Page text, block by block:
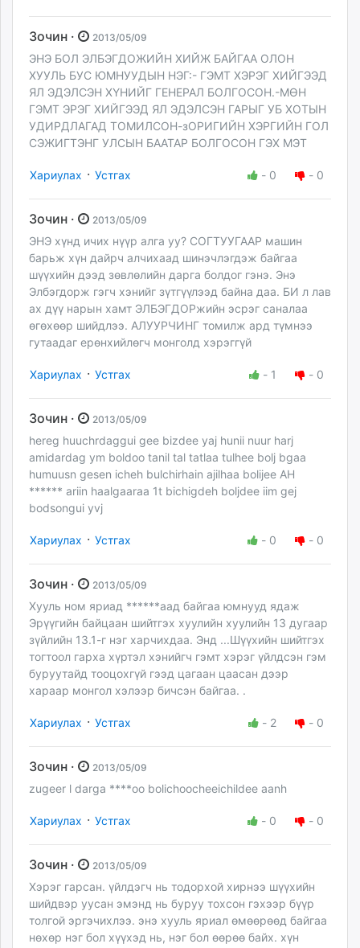
Зочин · 2013/05/09
ЭНЭ БОЛ ЭЛБЭГДОЖИЙН ХИЙЖ БАЙГАА ОЛОН
ХУУЛЬ БУС ЮМНУУДЫН НЭГ:- ГЭМТ ХЭРЭГ ХИЙГЭЭД
ЯЛ ЭДЭЛСЭН ХҮНИЙГ ГЕНЕРАЛ БОЛГОСОН.-МӨН
ГЭМТ ЭРЭГ ХИЙГЭЭД ЯЛ ЭДЭЛСЭН ГАРЫГ УБ ХОТЫН
УДИРДЛАГАД ТОМИЛСОН-зОРИГИЙН ХЭРГИЙН ГОЛ
СЭЖИГТЭНГ УЛСЫН БААТАР БОЛГОСОН ГЭХ МЭТ
Хариулах · Устгах - 0 - 0
Зочин · 2013/05/09
ЭНЭ хүнд ичих нүүр алга уу? СОГТУУГААР машин
барьж хүн дайрч алчихаад шинэчлэгдэж байгаа
шүүхийн дээд зөвлөлийн дарга болдог гэнэ. Энэ
Элбэгдорж гэгч хэнийг зүтгүүлээд байна даа. БИ л лав
ах дүү нарын хамт ЭЛБЭГДОРжийн эсрэг саналаа
өгөхөөр шийдлээ. АЛУУРЧИНГ томилж ард түмнээ
гутаадаг ерөнхийлөгч монголд хэрэггүй
Хариулах · Устгах - 1 - 0
Зочин · 2013/05/09
hereg huuchrdaggui gee bizdee yaj hunii nuur harj
amidardag ym boldoo tanil tal tatlaa tulhee bolj bgaa
humuusn gesen icheh bulchirhain ajilhaa bolijee AH
****** ariin haalgaaraa 1t bichigdeh boljdee iim gej
bodsongui yvj
Хариулах · Устгах - 0 - 0
Зочин · 2013/05/09
Хууль ном яриад ******аад байгаа юмнууд ядаж
Эрүүгийн байцаан шийтгэх хуулийн хуулийн 13 дугаар
зүйлийн 13.1-г нэг харчихдаа. Энд ...Шүүхийн шийтгэх
тогтоол гарха хүртэл хэнийгч гэмт хэрэг үйлдсэн гэм
буруутайд тооцохгүй гээд цагаан цаасан дээр
хараар монгол хэлээр бичсэн байгаа. .
Хариулах · Устгах - 2 - 0
Зочин · 2013/05/09
zugeer l darga ****oo bolichoocheeichildee aanh
Хариулах · Устгах - 0 - 0
Зочин · 2013/05/09
Хэрэг гарсан. үйлдэгч нь тодорхой хирнээ шүүхийн
шийдвэр уусан эмэнд нь буруу тохсон гэхээр бүүр
толгой эргэчихлээ. энэ хууль яриал өмөөрөөд байгаа
нөхөр нэг бол хүүхэд нь, нэг бол өөрөө байх. хүн